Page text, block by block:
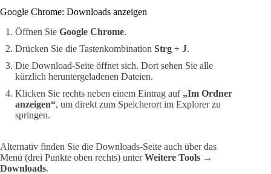
Google Chrome: Downloads anzeigen
Öffnen Sie Google Chrome.
Drücken Sie die Tastenkombination Strg + J.
Die Download-Seite öffnet sich. Dort sehen Sie alle
kürzlich heruntergeladenen Dateien.
Klicken Sie rechts neben einem Eintrag auf „Im Ordner
anzeigen“, um direkt zum Speicherort im Explorer zu
springen.
Alternativ finden Sie die Downloads-Seite auch über das
Menü (drei Punkte oben rechts) unterWeitere Tools →
Downloads.